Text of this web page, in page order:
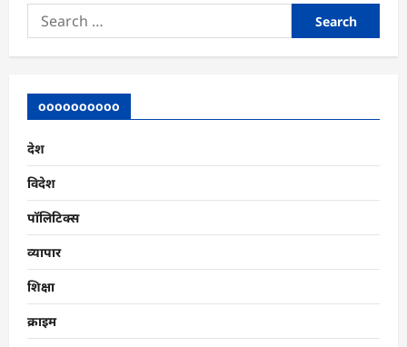
Search
for:
oooooooooo
देश
विदेश
पॉलिटिक्स
व्यापार
शिक्षा
क्राइम